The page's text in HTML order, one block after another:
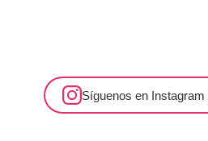
Magallón
Síguenos en Instagram